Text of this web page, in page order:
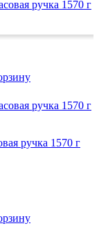
ручка 1570 г